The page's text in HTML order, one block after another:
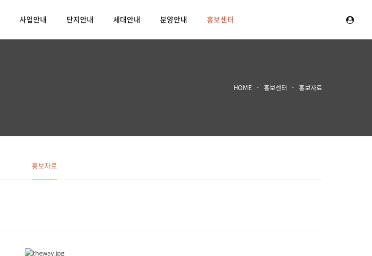
사업안내 단지안내 세대안내 분양안내 홍보센터
HOME 홍보센터 홍보자료
홍보자료